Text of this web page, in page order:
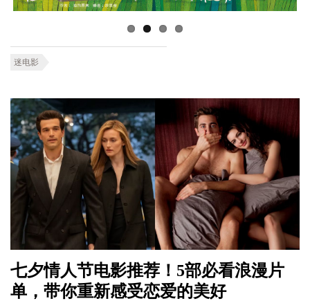
迷电影
七夕情人节电影推荐！5部必看浪漫片
单，带你重新感受恋爱的美好